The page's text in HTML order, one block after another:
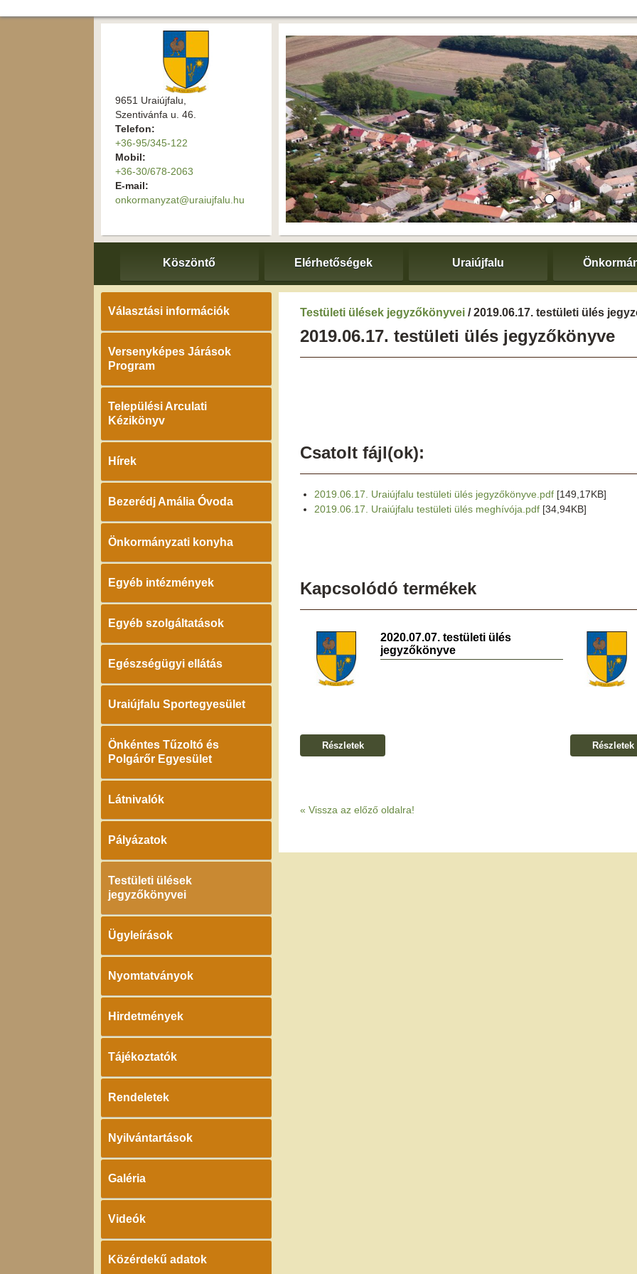
9651 Uraiújfalu,
Szentivánfa u. 46.
Telefon:
+36-95/345-122
Mobil:
+36-30/678-2063
E-mail:
onkormanyzat@uraiujfalu.hu
Köszöntő Elérhetőségek Uraiújfalu
Választási információk
Versenyképes Járások
Program
Települési Arculati
Kézikönyv
Hírek
Bezerédj Amália Óvoda
Önkormányzati konyha
Egyéb intézmények
Egyéb szolgáltatások
Egészségügyi ellátás
Uraiújfalu Sportegyesület
Önkéntes Tűzoltó és
Polgárőr Egyesület
Látnivalók
Pályázatok
Testületi ülések
jegyzőkönyvei
Ügyleírások
Nyomtatványok
Hirdetmények
Tájékoztatók
Rendeletek
Nyilvántartások
Galéria
Videók
Közérdekű adatok
Testületi ülések jegyzőkönyvei / 2019.06.17. testületi ülés
2019.06.17. testületi ülés jegyzőkönyve
Csatolt fájl(ok):
2019.06.17. Uraiújfalu testületi ülés jegyzőkönyve.pdf [149,17KB]
2019.06.17. Uraiújfalu testületi ülés meghívója.pdf [34,94KB]
Kapcsolódó termékek
2020.07.07. testületi ülés
jegyzőkönyve
Részletek Részletek
« Vissza az előző oldalra!